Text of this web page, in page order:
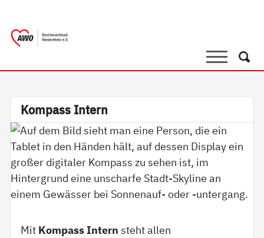
SucheSuche
Kom­pass In­tern
Mit Kompass Intern steht allen